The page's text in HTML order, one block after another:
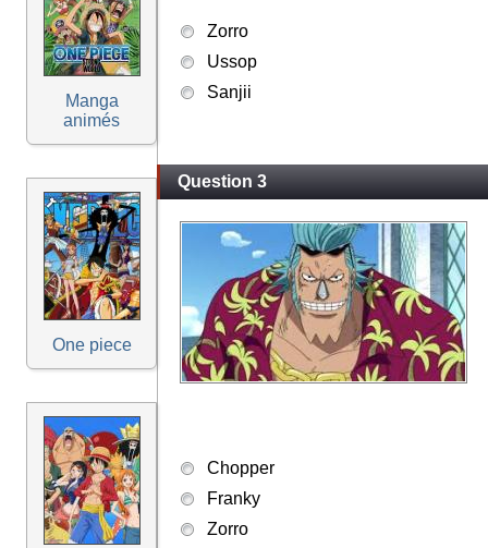
Manga
animés
One piece
Zorro
Ussop
Sanjii
Question 3
Chopper
Franky
Zorro